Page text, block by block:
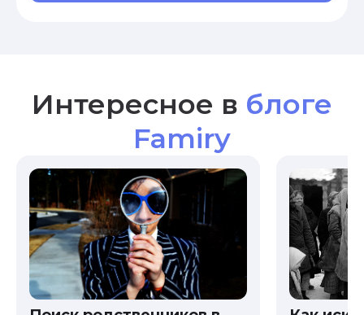
Интересное в блоге
Famiry